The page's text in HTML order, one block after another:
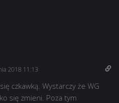
2018 11:13
czkawką. Wystarczy że WG
się zmieni. Poza tym